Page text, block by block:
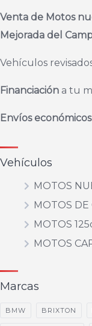
Venta de Motos
Mejorada del
Vehículos
Financiación a tu
Envíos económicos
Vehículos
MOTOS
MOTOS DE
MOTOS
MOTOS
Marcas
BMW BRIXTON